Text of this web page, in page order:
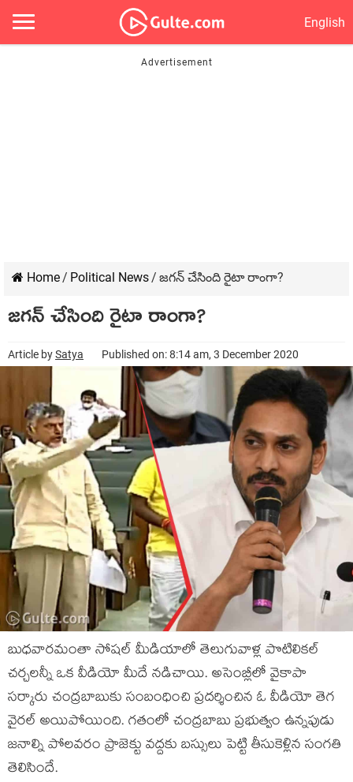
English
Home/ Political News/ జ‌గ‌న్ చేసింది రైటా రాంగా?
జ‌గ‌న్ చేసింది రైటా రాంగా?
Article bySatya Published on: 8:14 am, 3 December 2020
బుధ‌వారమంతా సోష‌ల్ మీడియాలో తెలుగువాళ్ల‌ పొటిలికల్
చ‌ర్చ‌ల‌న్నీ ఒక వీడియో మీదే న‌డిచాయి. అసెంబ్లీలో వైకాపా
స‌ర్కారు చంద్ర‌బాబుకు సంబంధించి ప్ర‌ద‌ర్శించిన ఓ వీడియో తెగ
వైర‌ల్ అయిపోయింది. గ‌తంలో చంద్ర‌బాబు ప్ర‌భుత్వం ఉన్న‌పుడు
జ‌నాల్ని పోల‌వ‌రం ప్రాజెక్టు వ‌ద్ద‌కు బ‌స్సులు పెట్టి తీసుకెళ్లిన సంగ‌తి
తెలిసిందే.